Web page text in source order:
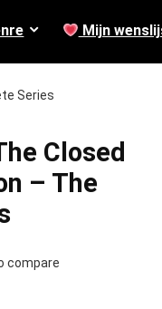
Mijn
Series
Closed
– The
compare